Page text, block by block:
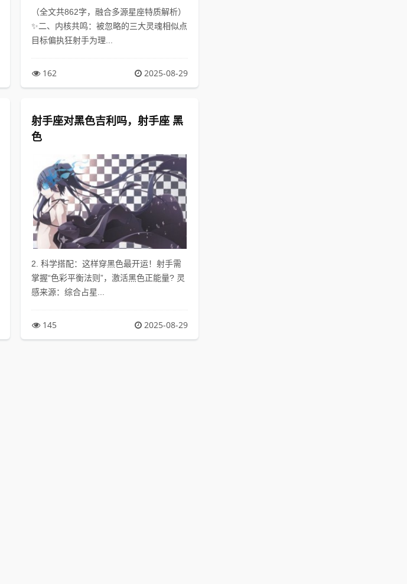
（全文共862字，融合多源星座特质解析）
✨二、内核共鸣：被忽略的三大灵魂相似点
目标偏执狂射手为理...
162 2025-08-29
射手座对黑色吉利吗，射手座 黑
色
2. 科学搭配：这样穿黑色最开运！射手需
掌握“色彩平衡法则”，激活黑色正能量? 灵
感来源：综合占星...
145 2025-08-29